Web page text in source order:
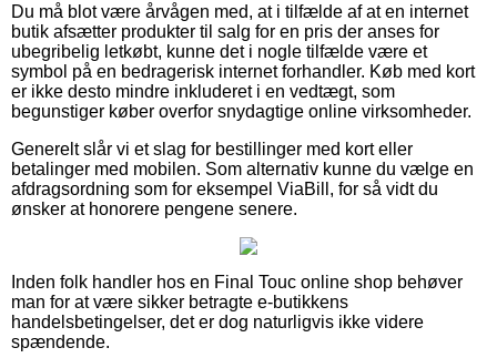
Du må blot være årvågen med, at i tilfælde af at en internet
butik afsætter produkter til salg for en pris der anses for
ubegribelig letkøbt, kunne det i nogle tilfælde være et
symbol på en bedragerisk internet forhandler. Køb med kort
er ikke desto mindre inkluderet i en vedtægt, som
begunstiger køber overfor snydagtige online virksomheder.
Generelt slår vi et slag for bestillinger med kort eller
betalinger med mobilen. Som alternativ kunne du vælge en
afdragsordning som for eksempel ViaBill, for så vidt du
ønsker at honorere pengene senere.
Inden folk handler hos en Final Touc online shop behøver
man for at være sikker betragte e-butikkens
handelsbetingelser, det er dog naturligvis ikke videre
spændende.